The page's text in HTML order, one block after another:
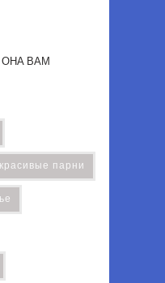
ВАМ
красивые парни